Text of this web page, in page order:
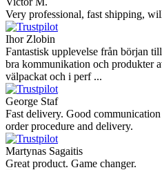
Very professional, fast shipping,
Ihor Zlobin
Fantastisk upplevelse från början
bra kommunikation och produkter
välpackat och i perf ...
George Staf
Fast delivery. Good
order procedure and delivery.
Martynas Sagaitis
Great product. Game changer.